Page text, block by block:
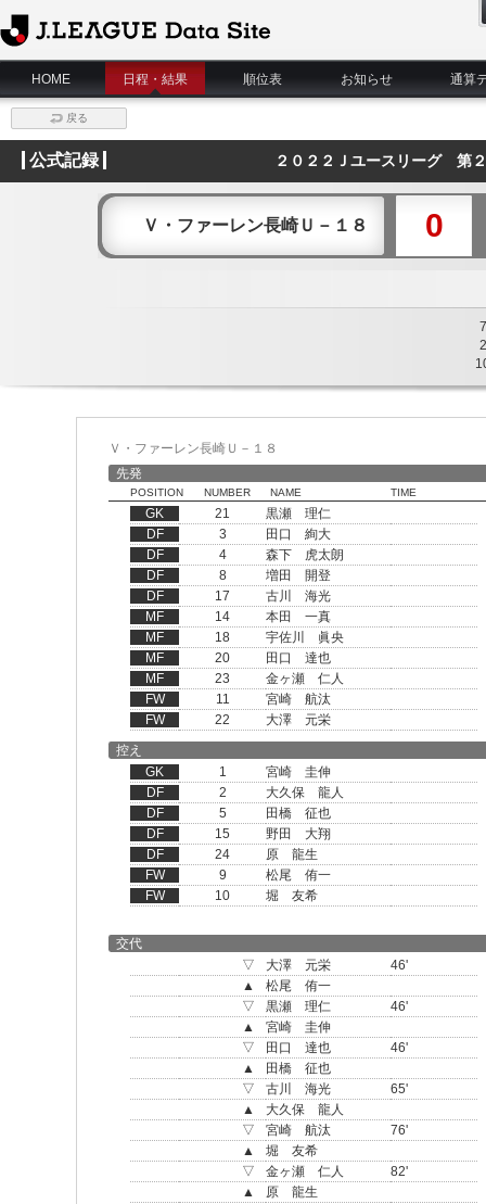
J.League Data Site
HOME
日程・結果 順位表 お知らせ 通算
戻る
公式記録 ２０２２Ｊユースリーグ 第
Ｖ・ファーレン長崎Ｕ－１８ 0
7
2
Ｖ・ファーレン長崎Ｕ－１８
先発
POSITION NUMBER NAME TIME
GK 21
黒瀬 理仁
DF
3
田口 絢大
DF
4
森下 虎太朗
DF
8
増田 開登
DF
17
古川 海光
MF
14
本田 一真
MF
18
宇佐川 眞央
MF
20
田口 達也
MF
23
金ヶ瀬 仁人
FW
11
宮崎 航汰
FW
22
大澤 元栄
控え
GK
1
宮崎 圭伸
DF
2
大久保 龍人
DF
5
田橋 征也
DF
15
野田 大翔
DF
24
原 龍生
FW
9
松尾 侑一
FW
10 堀 友希
交代
▽
大澤 元栄
46'
▲
松尾 侑一
▽
黒瀬 理仁
46'
▲
宮崎 圭伸
▽
田口 達也
46'
▲
田橋 征也
▽
古川 海光
65'
▲
大久保 龍人
▽
宮崎 航汰
76'
▲
堀 友希
▽
金ヶ瀬 仁人
82'
▲
原 龍生